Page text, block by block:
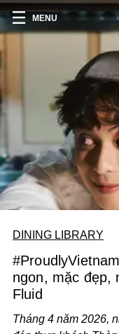
MENU
DINING LIBRARY
ngon, mặc đẹp,
Fluid
Tháng 4 năm 2026,